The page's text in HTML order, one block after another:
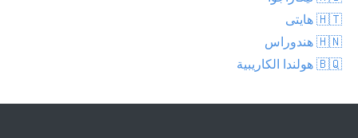
🇭🇹 هايتى
🇭🇳 هندوراس
🇧🇶 هولندا الكاريبية